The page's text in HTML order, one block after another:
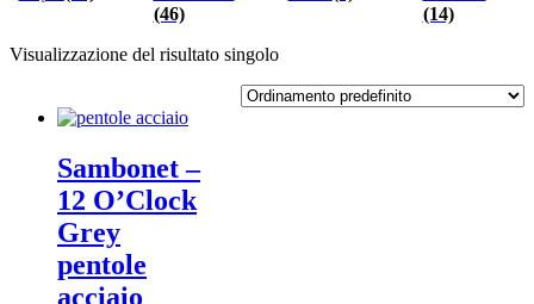
(46)
(14)
Visualizzazione del risultato singolo
Sambonet –
12 O’Clock
Grey
pentole
acciaio